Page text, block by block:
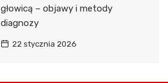
głowicą – objawy i metody
diagnozy
22 stycznia 2026